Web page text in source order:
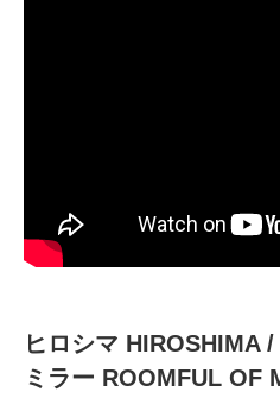
ヒロシマ HIROSHIMA
ミラー ROOMFUL OF